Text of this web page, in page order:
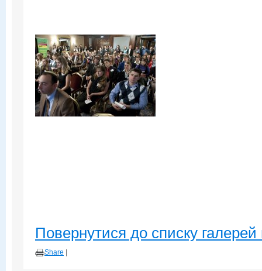
Повернутися до списку галерей
Share